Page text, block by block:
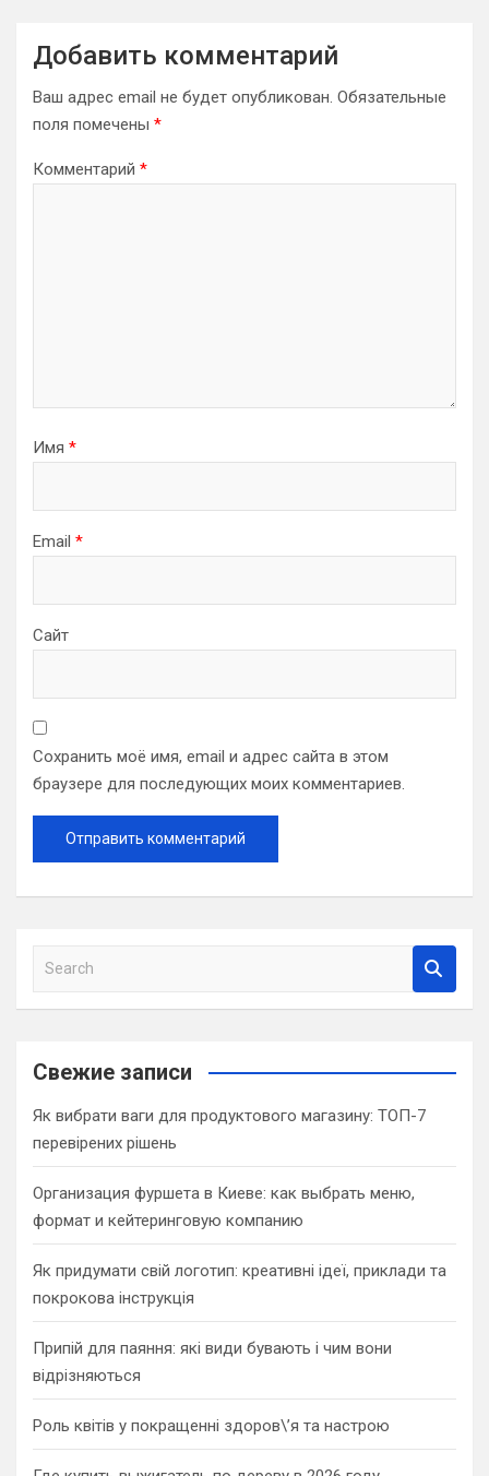
Добавить комментарий
Ваш адрес email не будет опубликован. Обязательные
поля помечены *
Комментарий *
Имя *
Email *
Сайт
Сохранить моё имя, email и адрес сайта в этом
браузере для последующих моих комментариев.
a
c
Свежие записи
Як вибрати ваги для продуктового магазину: ТОП-7
перевірених рішень
Организация фуршета в Киеве: как выбрать меню,
формат и кейтеринговую компанию
Як придумати свій логотип: креативні ідеї, приклади та
покрокова інструкція
Припій для паяння: які види бувають і чим вони
відрізняються
Роль квітів у покращенні здоров\’я та настрою